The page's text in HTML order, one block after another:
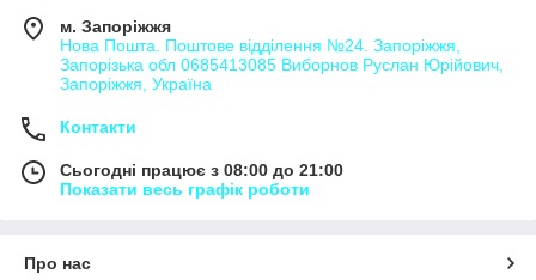
Вантажоперевезення Василівка
Вантажоперевезення Вільні Хутори
Вантажоперевезення Водяне
Вантажоперевезення Воєводівка
Вантажоперевезення Діденкове
м. Запоріжжя
Нова Пошта. Поштове відділення №24. Запоріжжя,
Запорізька обл 0685413085 Виборнов Руслан Юрійович,
Запоріжжя, Україна
Контакти
Сьогодні працює з 08:00 до 21:00
Показати весь графік роботи
Про нас